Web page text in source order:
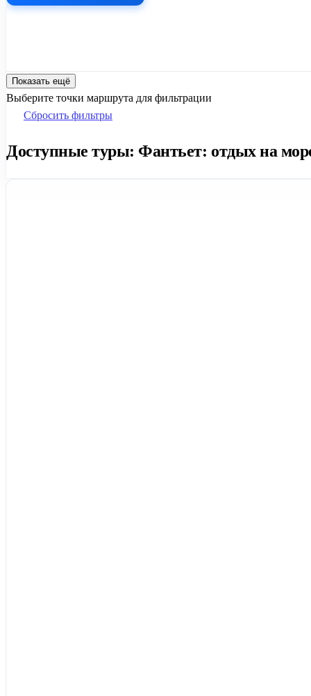
Показать ещё
Выберите точки маршрута для фильтрации
Сбросить фильтры
Доступные туры: Фантьет: отдых на